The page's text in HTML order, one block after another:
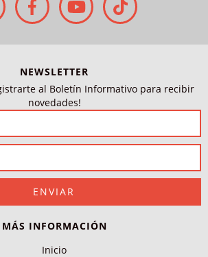
NEWSLETTER
al Boletín Informativo para recibir
novedades!
MÁS INFORMACIÓN
Inicio